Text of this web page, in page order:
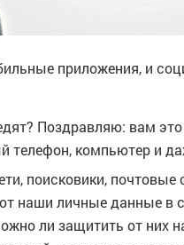
приложения, и
Поздравляю: вам
телефон, компьютер и
поисковики,
наши личные данные в
ли защитить от них